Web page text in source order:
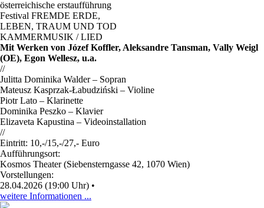
österreichische erstaufführung
Festival FREMDE ERDE,
LEBEN, TRAUM UND TOD
KAMMERMUSIK / LIED
Mit Werken von Józef Koffler, Aleksandre Tansman, Vally Weigl
(OE), Egon Wellesz, u.a.
//
Julitta Dominika Walder – Sopran
Mateusz Kasprzak-Łabudziński – Violine
Piotr Lato – Klarinette
Dominika Peszko – Klavier
Elizaveta Kapustina – Videoinstallation
//
Eintritt: 10,-/15,-/27,- Euro
Aufführungsort:
Kosmos Theater (Siebensterngasse 42, 1070 Wien)
Vorstellungen:
28.04.2026 (19:00 Uhr) •
weitere Informationen ...